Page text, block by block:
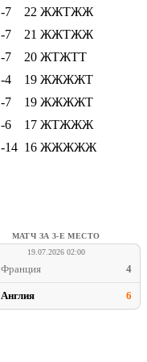
-7 22 ЖЖТЖЖ
-7 21 ЖЖТЖЖ
-7 20 ЖТЖТТ
-4 19 ЖЖЖЖТ
-7 19 ЖЖЖЖТ
-6 17 ЖТЖЖЖ
-14 16 ЖЖЖЖЖ
МАТЧ ЗА 3-Е МЕСТО
19.07.2026 02:00
Франция 4
Англия 6